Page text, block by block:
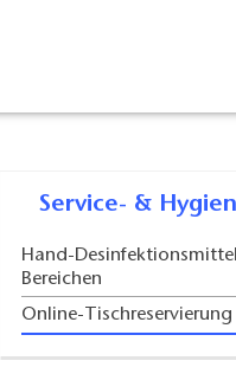
Service- &
Hand-
Bereichen
Online-Tischreservierung